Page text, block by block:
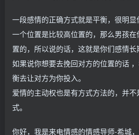
一段感情的正确方式就是平衡，很明
一个位置是比较高位置的，那么男孩
置的，所以说的话，这就是你们感情长
如果说你想要去挽回对方的位置的话
衡去让对方为你投入。
爱情的主动权也是有方式方法的，并
式。
你好，我是来电情感的情感导师-希城